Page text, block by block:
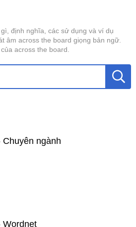
định nghĩa, các sử dụng và ví dụ
âm across the board giọng bản ngữ.
across the board.
ngành
Wordnet